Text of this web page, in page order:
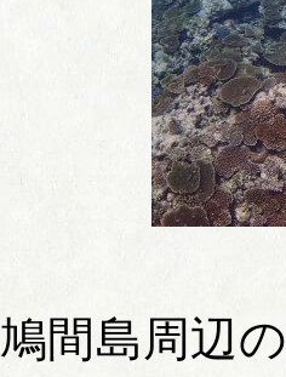
鳩間島周辺